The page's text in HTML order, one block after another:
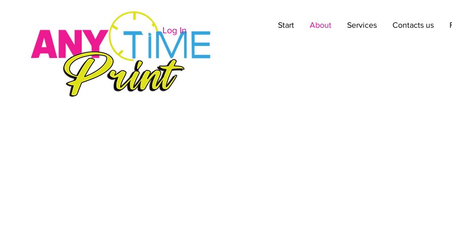
Log In Start About Services Contacts us